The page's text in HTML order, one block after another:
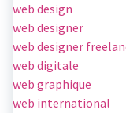
web design
web designer
web designer
web digitale
web graphique
web international